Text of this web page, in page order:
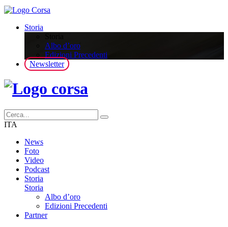
Storia
Albo d’oro
Edizioni Precedenti
Newsletter
ITA
News
Foto
Video
Podcast
Storia
Storia
Albo d’oro
Edizioni Precedenti
Partner